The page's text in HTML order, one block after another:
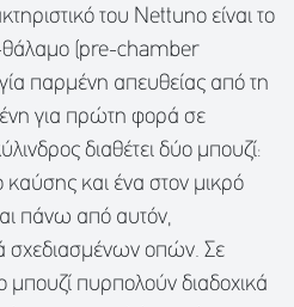
του Nettuno είναι το
(pre-chamber
παρμένη απευθείας από τη
για πρώτη φορά σε
διαθέτει δύο μπουζί:
καύσης και ένα στον μικρό
πάνω από αυτόν,
σχεδιασμένων οπών. Σε
μπουζί πυρπολούν διαδοχικά